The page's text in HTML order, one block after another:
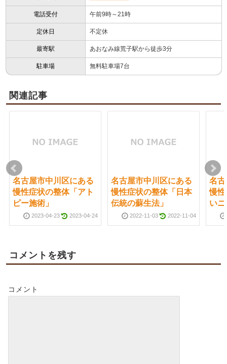
電話受付 午前9時～21時
定休日 不定休
最寄駅 あおなみ線荒子駅から徒歩3分
駐車場 無料駐車場7台
関連記事
名古屋市中川区にある
慢性症状の整体「アト
ピー施術」
2023-04-23 2023-04-24
名古屋市中川区にある
慢性症状の整体「日本
伝統の蘇生法」
2022-11-03 2022-11-04
名
慢
い
コメントを残す
コメント